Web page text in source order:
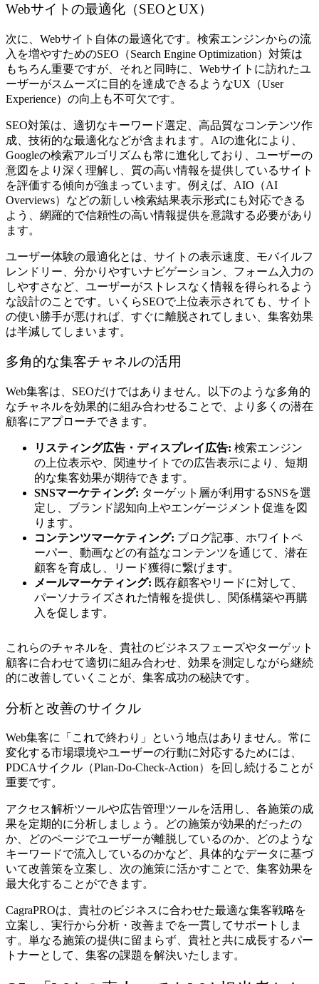
Webサイトの最適化（SEOとUX）
次に、Webサイト自体の最適化です。検索エンジンからの流
入を増やすためのSEO（Search Engine Optimization）対策は
もちろん重要ですが、それと同時に、Webサイトに訪れたユ
ーザーがスムーズに目的を達成できるようなUX（User
Experience）の向上も不可欠です。
SEO対策は、適切なキーワード選定、高品質なコンテンツ作
成、技術的な最適化などが含まれます。AIの進化により、
Googleの検索アルゴリズムも常に進化しており、ユーザーの
意図をより深く理解し、質の高い情報を提供しているサイト
を評価する傾向が強まっています。例えば、AIO（AI
Overviews）などの新しい検索結果表示形式にも対応できる
よう、網羅的で信頼性の高い情報提供を意識する必要があり
ます。
ユーザー体験の最適化とは、サイトの表示速度、モバイルフ
レンドリー、分かりやすいナビゲーション、フォーム入力の
しやすさなど、ユーザーがストレスなく情報を得られるよう
な設計のことです。いくらSEOで上位表示されても、サイト
の使い勝手が悪ければ、すぐに離脱されてしまい、集客効果
は半減してしまいます。
多角的な集客チャネルの活用
Web集客は、SEOだけではありません。以下のような多角的
なチャネルを効果的に組み合わせることで、より多くの潜在
顧客にアプローチできます。
リスティング広告・ディスプレイ広告: 検索エンジン
の上位表示や、関連サイトでの広告表示により、短期
的な集客効果が期待できます。
SNSマーケティング: ターゲット層が利用するSNSを選
定し、ブランド認知向上やエンゲージメント促進を図
ります。
コンテンツマーケティング: ブログ記事、ホワイトペ
ーパー、動画などの有益なコンテンツを通じて、潜在
顧客を育成し、リード獲得に繋げます。
メールマーケティング: 既存顧客やリードに対して、
パーソナライズされた情報を提供し、関係構築や再購
入を促します。
これらのチャネルを、貴社のビジネスフェーズやターゲット
顧客に合わせて適切に組み合わせ、効果を測定しながら継続
的に改善していくことが、集客成功の秘訣です。
分析と改善のサイクル
Web集客に「これで終わり」という地点はありません。常に
変化する市場環境やユーザーの行動に対応するためには、
PDCAサイクル（Plan-Do-Check-Action）を回し続けることが
重要です。
アクセス解析ツールや広告管理ツールを活用し、各施策の成
果を定期的に分析しましょう。どの施策が効果的だったの
か、どのページでユーザーが離脱しているのか、どのような
キーワードで流入しているのかなど、具体的なデータに基づ
いて改善策を立案し、次の施策に活かすことで、集客効果を
最大化することができます。
CagraPROは、貴社のビジネスに合わせた最適な集客戦略を
立案し、実行から分析・改善までを一貫してサポートしま
す。単なる施策の提供に留まらず、貴社と共に成長するパー
トナーとして、集客の課題を解決いたします。